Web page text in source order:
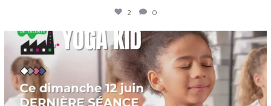
2 0
lafabriquedetalents
Juin 12